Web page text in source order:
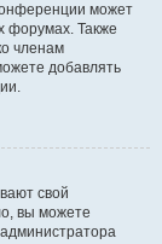
может
форумах. Также
членам
добавлять
свой
вы можете